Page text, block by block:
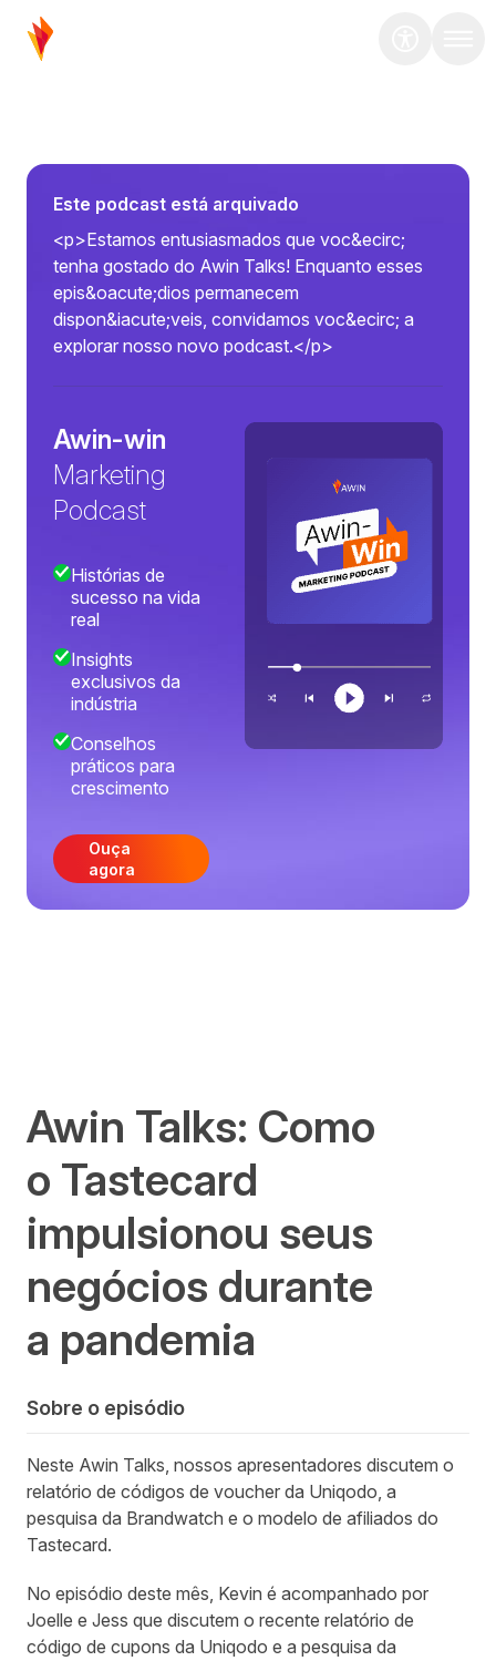
Este podcast está arquivado
<p>Estamos entusiasmados que voc&ecirc;
tenha gostado do Awin Talks! Enquanto esses
epis&oacute;dios permanecem
dispon&iacute;veis, convidamos voc&ecirc; a
explorar nosso novo podcast.</p>
Awin-win
Marketing
Podcast
Histórias de
sucesso na vida
real
Insights
exclusivos da
indústria
Conselhos
práticos para
crescimento
Ouça
agora
Awin Talks: Como
o Tastecard
impulsionou seus
negócios durante
a pandemia
Sobre o episódio
Neste Awin Talks, nossos apresentadores discutem o
relatório de códigos de voucher da Uniqodo, a
pesquisa da Brandwatch e o modelo de afiliados do
Tastecard.
No episódio deste mês, Kevin é acompanhado por
Joelle e Jess que discutem o recente relatório de
código de cupons da Uniqodo e a pesquisa da